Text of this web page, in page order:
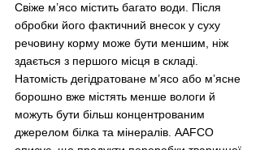
Свіже м’ясо містить багато води. Після
обробки його фактичний внесок у суху
речовину корму може бути меншим, ніж
здається з першого місця в складі.
Натомість дегідратоване м’ясо або м’ясне
борошно вже містять менше вологи й
можуть бути більш концентрованим
джерелом білка та мінералів. AAFCO